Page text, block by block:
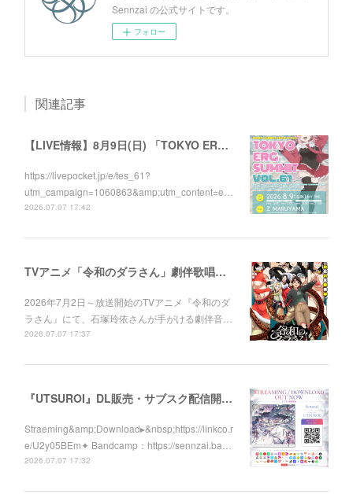
Sennzai の公式サイトです。
フォロー
関連記事
【LIVE情報】8月9日(日) 「TOKYO ERG SUMMIT VOL.61」に出演します！
https://livepocket.jp/e/tes_61?
utm_campaign=1060863&amp;utm_content=e…
2026.07.07 17:42
TVアニメ「令和のダラさん」劇伴歌唱しました！
2026年7月2日～放送開始のTVアニメ『令和のダ
ラさん』にて、石塚玲依さんが手がける劇伴音…
2026.07.07 17:37
『UTSUROI』DL販売・サブスク配信開始！
Straeming&amp;Download▸&nbsp;https://linkco.r
e/U2y05BEm✦ Bandcamp：https://sennzai.ba…
2026.07.07 17:32